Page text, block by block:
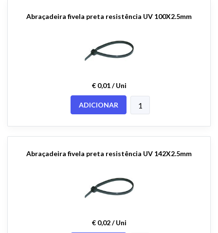
Abraçadeira fivela preta resistência UV 100X2.5mm
€ 0,01 / Uni
ADICIONAR
Abraçadeira fivela preta resistência UV 142X2.5mm
€ 0,02 / Uni